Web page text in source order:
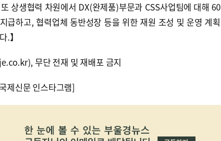
상생협력 차원에서 DX(완제품)부문과 CSS사업팀에 대해 60
급하고, 협력업체 동반성장 등을 위한 재원 조성 및 운영 계획
.】
무단 전재 및 재배포 금지
제신문 인스타그램]